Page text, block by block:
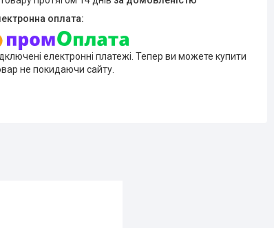
електронні платежі. Тепер ви можете купити
не покидаючи сайту.